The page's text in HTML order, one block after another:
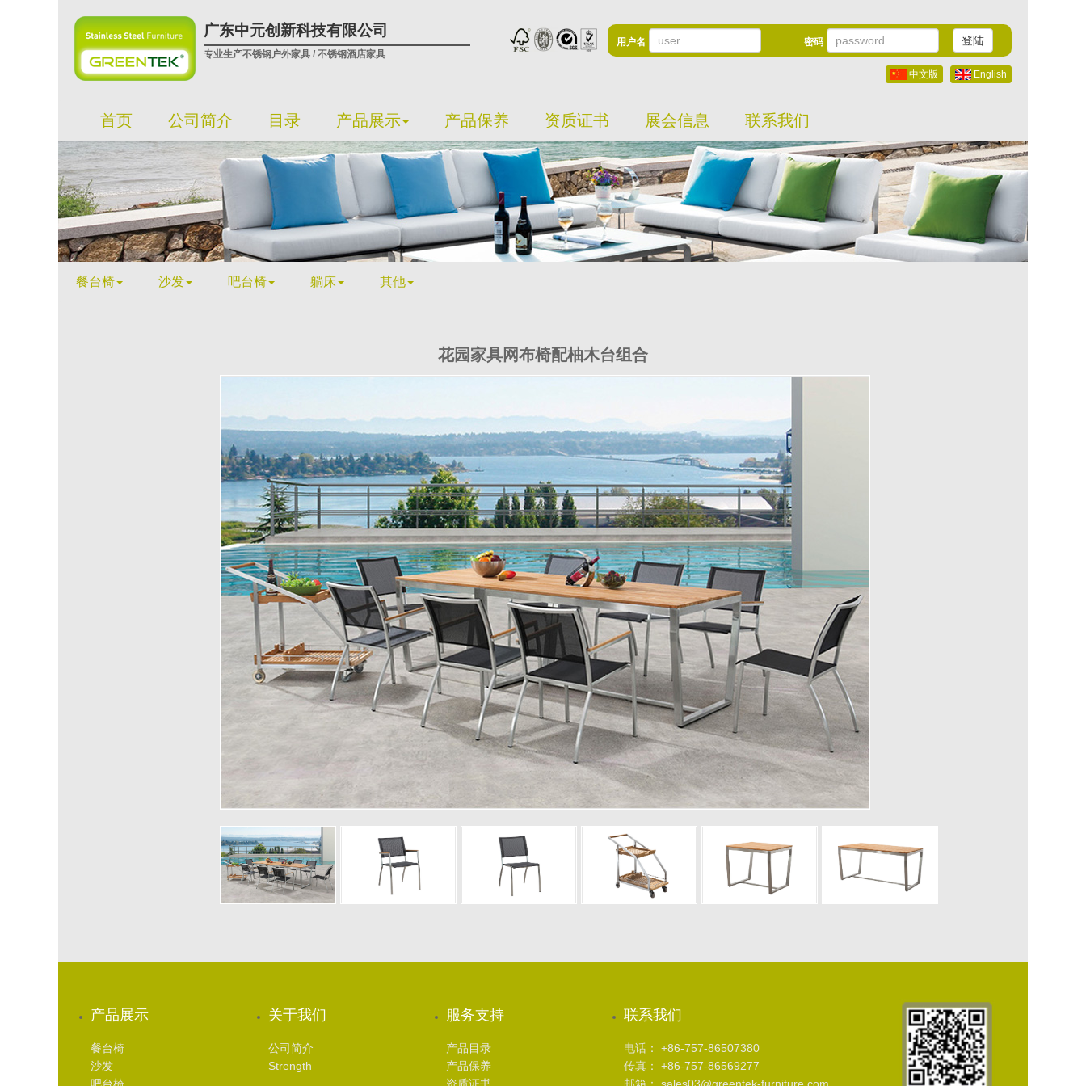
广东中元创新科技有限公司
专业生产不锈钢户外家具 / 不锈钢酒店家具
用户名 密码 登陆
中文版 English
首页 公司简介 目录 产品展示 产品保养 资质证书 展会信息 联系我们
餐台椅 沙发 吧台椅 躺床 其他
花园家具网布椅配柚木台组合
产品展示
餐台椅
沙发
关于我们
公司简介
Strength
服务支持
产品目录
产品保养
联系我们
电话： +86-757-86507380
传真： +86-757-86569277